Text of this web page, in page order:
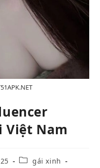
Việt Nam
gái xinh